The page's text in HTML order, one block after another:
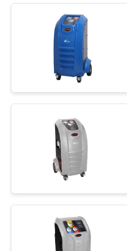
PRIVACY
POLICY